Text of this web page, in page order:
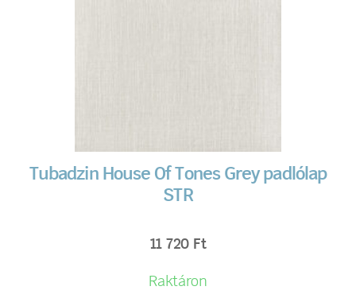
Tubadzin House Of Tones Grey padlólap
STR
11 720 Ft
Raktáron